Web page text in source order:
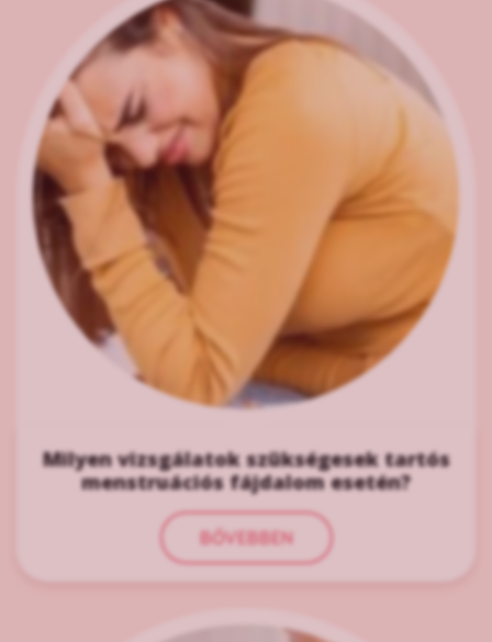
Milyen vizsgálatok szükségesek tartós
menstruációs fájdalom esetén?
BŐVEBBEN